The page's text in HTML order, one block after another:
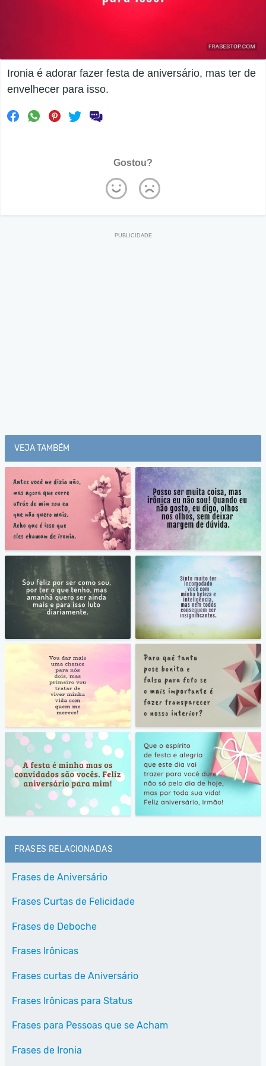
Ironia é adorar fazer festa de aniversário, mas ter de
envelhecer para isso.
Gostou?
VEJA TAMBÉM
FRASES RELACIONADAS
Frases de Aniversário
Frases Curtas de Felicidade
Frases de Deboche
Frases Irônicas
Frases curtas de Aniversário
Frases Irônicas para Status
Frases para Pessoas que se Acham
Frases de Ironia